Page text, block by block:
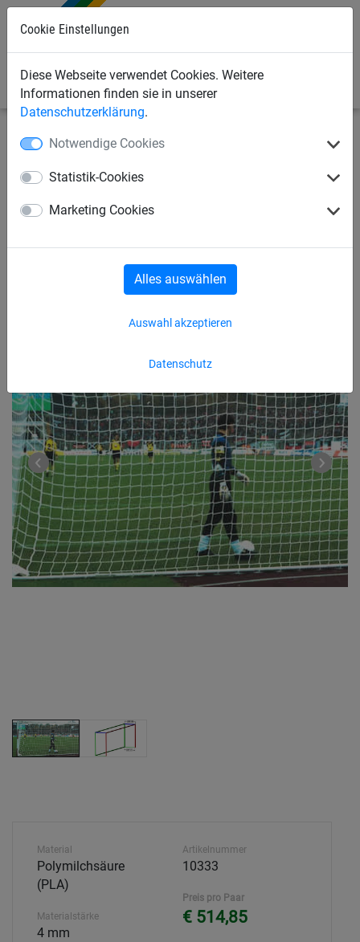
Cookie Einstellungen
Diese Webseite verwendet Cookies. Weitere
Informationen finden sie in unserer
Datenschutzerklärung.
Notwendige Cookies
Statistik-Cookies
Marketing Cookies
Datenschutz
Auswahl akzeptieren
Alles auswählen
Sportnetze Fußballnetze
Öko-Tornetz aus PLA 4 mm
Material
Polymilchsäure
(PLA)
Materialstärke
4 mm
Artikelnummer
10333
Preis pro Paar
€ 514,85